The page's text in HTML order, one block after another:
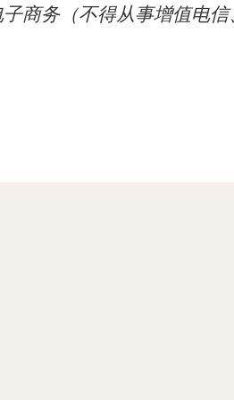
商务（不得从事增值电